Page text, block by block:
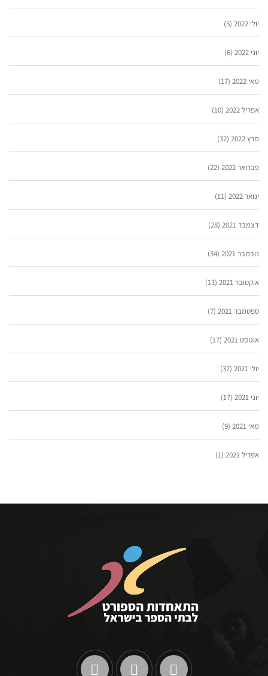
יולי 2022 (5)
יוני 2022 (6)
מאי 2022 (17)
אפריל 2022 (10)
מרץ 2022 (32)
פברואר 2022 (22)
ינואר 2022 (11)
דצמבר 2021 (28)
נובמבר 2021 (34)
אוקטובר 2021 (13)
ספטמבר 2021 (7)
אוגוסט 2021 (17)
יולי 2021 (37)
יוני 2021 (17)
מאי 2021 (9)
אפריל 2021 (1)